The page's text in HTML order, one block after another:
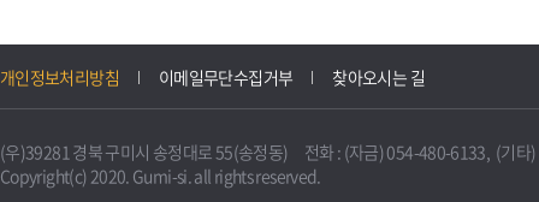
개인정보처리방침 이메일무단수집거부 찾아오시는 길
(우)39281 경북 구미시 송정대로 55(송정동) 전화 : (자금) 054-480-6133, (기타
Copyright(c) 2020. Gumi-si. all rights reserved.